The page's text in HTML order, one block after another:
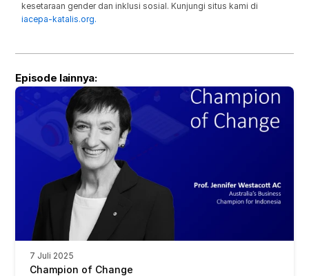
iacepa-katalis.org.
Episode lainnya:
7 Juli 2025
Champion of Change